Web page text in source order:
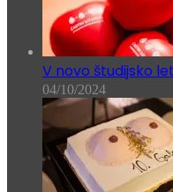
V novo študijsko
04/10/2024